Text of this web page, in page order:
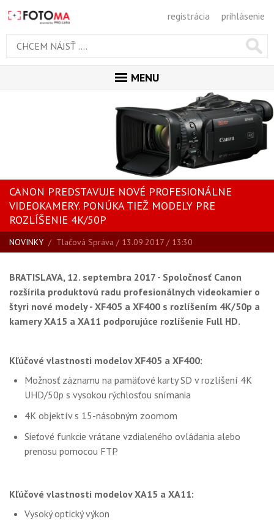
registrácia prihlásenie
MENU
MAGAZÍN
VŠETKY ČLÁNKY
RECENZIE
NOVINKY
SPRIEVODCA KÚPOU
GALÉRIA
PORADŇA
KALENDÁR AKCIÍ
WORKSHOPY
CANON PREDSTAVUJE NOVÉ PROFESIONÁLNE
VIDEOKAMERY. PONÚKA TIEŽ MODELY PRE
ROZLÍŠENIE 4K/50P
NOVINKY / Tlačová Správa / 13.09.2017 / 13:30
BRATISLAVA, 12. septembra 2017 - Spoločnosť Canon
rozšírila produktovú radu profesionálnych videokamier o
štyri nové modely - XF405 a XF400 s rozlíšením 4K/50p a
kamery XA15 a XA11 podporujúce rozlíšenie Full HD.
Kľúčové vlastnosti modelov XF405 a XF400:
Možnosť záznamu na pamäťové karty SD v rozlíšení 4K
UHD/50p s vysokou rýchlosťou snímania
4K objektív s 15-násobným zoomom
Sieťové funkcie vrátane vzdialeného ovládania alebo
prenosu pomocou FTP
Kľúčové vlastnosti modelov XA15 a XA11:
Vysoký optický výkon